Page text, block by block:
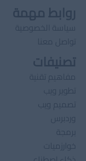
روابط مهمة
سياسة الخصوصية
تواصل معنا
تصنيفات
مفاهيم تقنية
تطوير ويب
تصميم ويب
وردبرس
برمجة
خوارزميات